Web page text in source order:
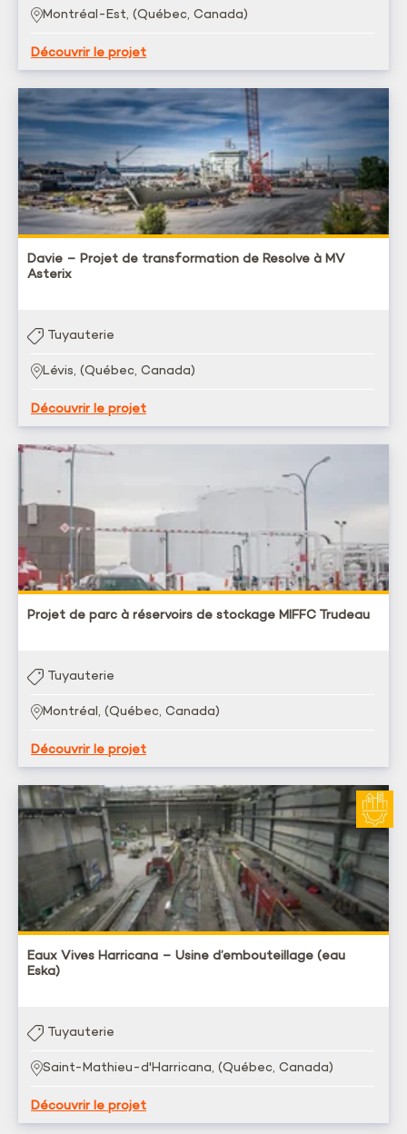
Montréal-Est, (Québec, Canada)
Découvrir le projet
Davie – Projet de transformation de Resolve à MV
Asterix
Tuyauterie
Lévis, (Québec, Canada)
Découvrir le projet
Projet de parc à réservoirs de stockage MIFFC Trudeau
Tuyauterie
Montréal, (Québec, Canada)
Découvrir le projet
Eaux Vives Harricana – Usine d’embouteillage (eau
Eska)
Tuyauterie
Saint-Mathieu-d'Harricana, (Québec, Canada)
Découvrir le projet